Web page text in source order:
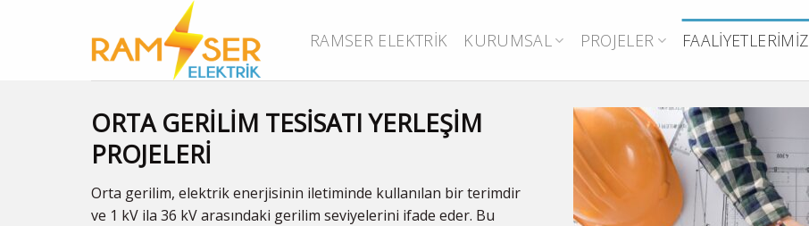
RAMSER ELEKTRIK KURUMSAL PROJELER FAALIYETLERIMIZ
ORTA GERİLİM TESİSATI YERLEŞİM
PROJELERİ
Orta gerilim, elektrik enerjisinin iletiminde kullanılan bir terimdir
ve 1 kV ila 36 kV arasındaki gerilim seviyelerini ifade eder. Bu